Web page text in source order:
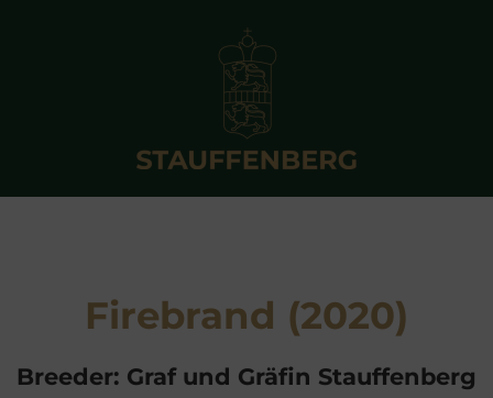
Firebrand (2020)
Breeder: Graf und Gräfin Stauffenberg